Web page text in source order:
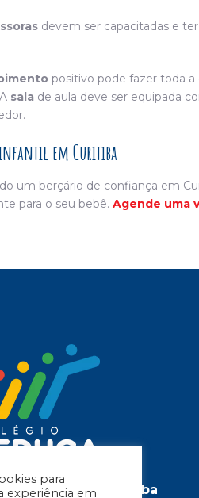
devem ser capacitadas e
positivo pode fazer toda
sala de aula deve ser equipada
em Curitiba
um berçário de confiança em
para o seu bebê. Agende uma
Cristão em Curitiba
para
experiência em